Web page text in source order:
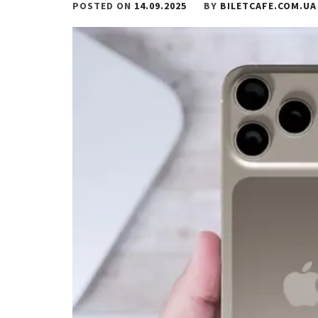
POSTED ON 14.09.2025 BY BILETCAFE.COM.UA